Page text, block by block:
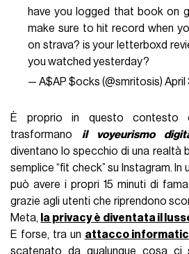
have you logged that book on
make sure to hit record when
on strava? is your letterboxd
you watched yesterday?
— A$AP $ocks (@smritosis) April
È proprio in questo contesto
trasformano il voyeurismo
diventano lo specchio di una realtà
semplice “fit check” su Instagram. In
può avere i propri 15 minuti di
grazie agli utenti che riprendono
Meta, la privacy è diventata il
E forse, tra un attacco
scatenato da qualunque cosa ci